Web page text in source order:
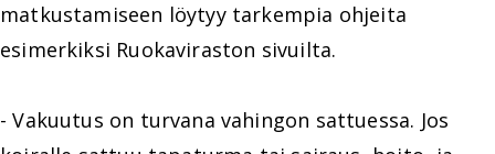
matkustamiseen löytyy tarkempia ohjeita
esimerkiksi Ruokaviraston sivuilta.
- Vakuutus on turvana vahingon sattuessa. Jos